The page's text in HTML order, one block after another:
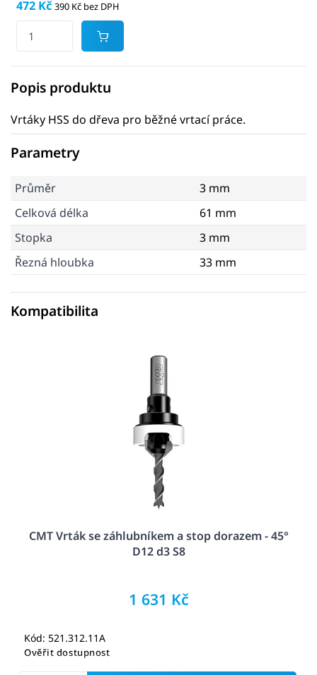
472 Kč 390 Kč bez DPH
Popis produktu
Vrtáky HSS do dřeva pro běžné vrtací práce.
Parametry
Průměr
3 mm
Celková délka
61 mm
Stopka
3 mm
Řezná hloubka
33 mm
Kompatibilita
CMT Vrták se záhlubníkem a stop dorazem - 45°
D12 d3 S8
1 631 Kč
Kód: 521.312.11A
Ověřit dostupnost